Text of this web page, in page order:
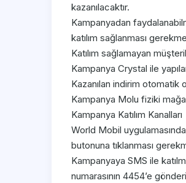
kazanılacaktır.
Kampanyadan
katılım sağlanması
Katılım sağlamayan
Kampanya Crystal ile
Kazanılan indirim otomatik
Kampanya Molu fiziki
Kampanya Katılım Kanalları
World Mobil
butonuna tıklanması
Kampanyaya SMS ile
numarasının 4454’e